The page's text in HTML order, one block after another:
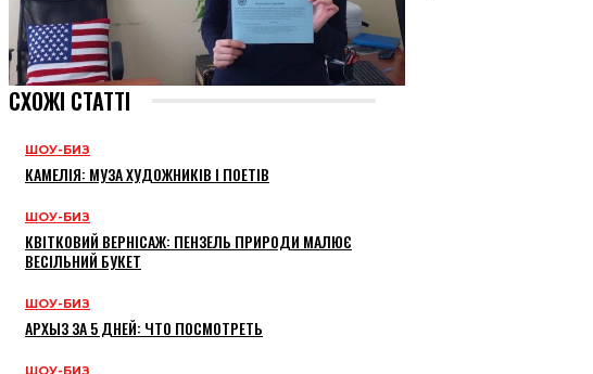
СХОЖІ СТАТТІ
ШОУ-БИЗ
КАМЕЛІЯ: МУЗА ХУДОЖНИКІВ І ПОЕТІВ
ШОУ-БИЗ
КВІТКОВИЙ ВЕРНІСАЖ: ПЕНЗЕЛЬ ПРИРОДИ МАЛЮЄ
ВЕСІЛЬНИЙ БУКЕТ
ШОУ-БИЗ
АРХЫЗ ЗА 5 ДНЕЙ: ЧТО ПОСМОТРЕТЬ
ШОУ-БИЗ